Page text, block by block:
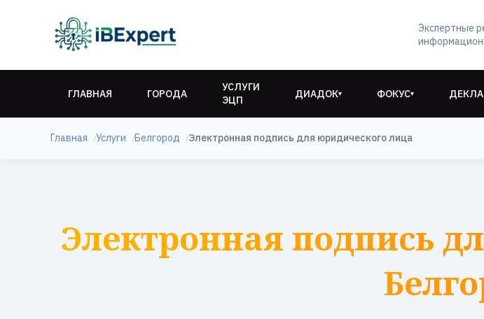
Экспертные
ГЛАВНАЯ ГОРОДА
УСЛУГИ
ЭЦП
ДИАДОК▾ ФОКУС▾
Главная Услуги Белгород Электронная подпись для юридического лица
Электронная подпись